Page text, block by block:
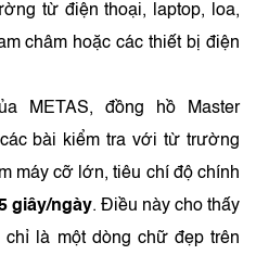
từ điện thoại, laptop, loa,
châm hoặc các thiết bị điện
METAS, đồng hồ Master
bài kiểm tra với từ trường
máy cỡ lớn, tiêu chí độ chính
giây/ngày. Điều này cho thấy
chỉ là một dòng chữ đẹp trên